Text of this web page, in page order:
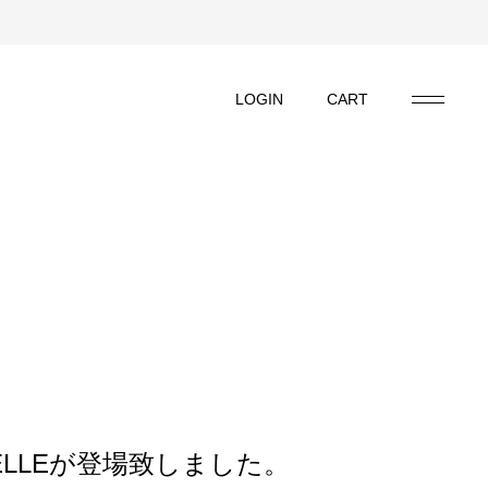
LOGIN
CART
/ DRUCKER に新色が登場
が登場致しました。
囲気を纏うシステム手帳 ベ
バン×ホースバットストリップ
の期間限定受注会
酒プレゼントのおしらせ